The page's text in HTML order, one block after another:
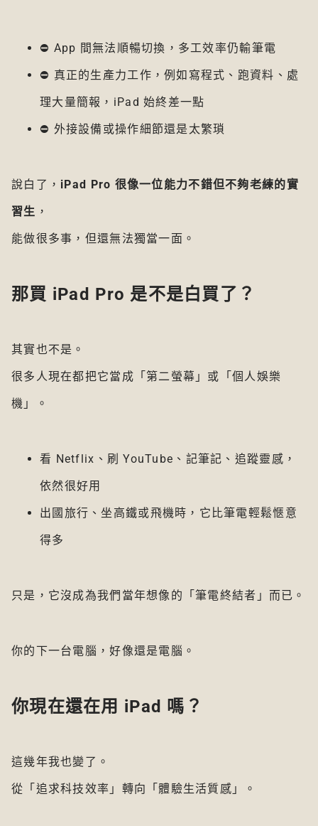
⛔ App 間無法順暢切換，多工效率仍輸筆電
⛔ 真正的生產力工作，例如寫程式、跑資料、處
理大量簡報，iPad 始終差一點
⛔ 外接設備或操作細節還是太繁瑣
說白了， iPad Pro 很像一位能力不錯但不夠老練的實
習生 ，
能做很多事，但還無法獨當一面。
那買 iPad Pro 是不是白買了？
其實也不是。
很多人現在都把它當成「第二螢幕」或「個人娛樂
機」。
看 Netflix、刷 YouTube、記筆記、追蹤靈感，
依然很好用
出國旅行、坐高鐵或飛機時，它比筆電輕鬆愜意
得多
只是，它沒成為我們當年想像的「筆電終結者」而已。
你的下一台電腦，好像還是電腦。
你現在還在用 iPad 嗎？
這幾年我也變了。
從「追求科技效率」轉向「體驗生活質感」。